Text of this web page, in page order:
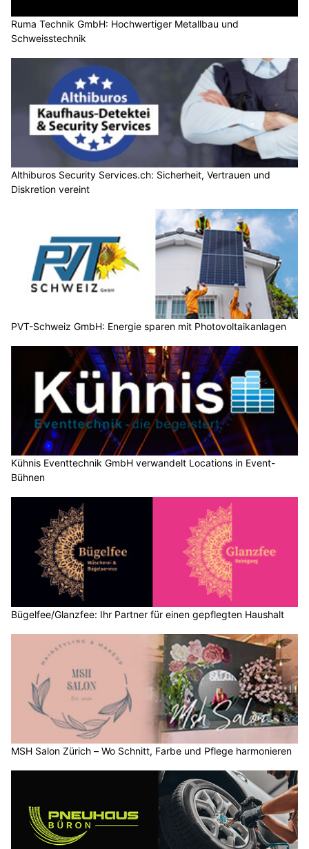
Ruma Technik GmbH: Hochwertiger Metallbau und
Schweisstechnik
Althiburos Security Services.ch: Sicherheit, Vertrauen und
Diskretion vereint
PVT-Schweiz GmbH: Energie sparen mit Photovoltaikanlagen
Kühnis Eventtechnik GmbH verwandelt Locations in Event-
Bühnen
Bügelfee/Glanzfee: Ihr Partner für einen gepflegten Haushalt
MSH Salon Zürich – Wo Schnitt, Farbe und Pflege harmonieren